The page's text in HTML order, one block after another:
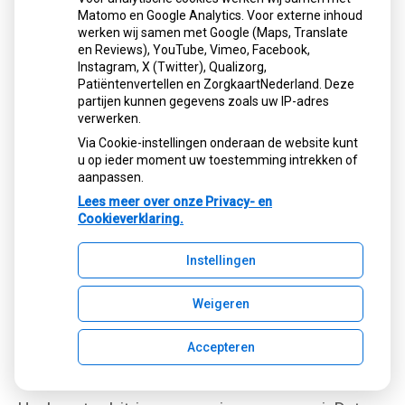
Reinigen van uw kunstgebit
Matomo en Google Analytics. Voor externe inhoud
werken wij samen met Google (Maps, Translate
en Reviews), YouTube, Vimeo, Facebook,
Instagram, X (Twitter), Qualizorg,
Patiëntenvertellen en ZorgkaartNederland. Deze
partijen kunnen gegevens zoals uw IP-adres
verwerken.
Via Cookie-instellingen onderaan de website kunt
u op ieder moment uw toestemming intrekken of
aanpassen.
Lees meer over onze Privacy- en
Cookieverklaring.
Instellingen
Weigeren
Accepteren